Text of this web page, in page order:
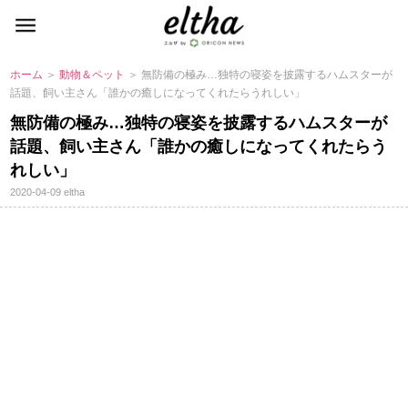
ホーム ＞動物＆ペット
＞ 無防備の極み…独特の寝姿を披露するハムスターが
話題、飼い主さん「誰かの癒しになってくれたらうれしい」
無防備の極み…独特の寝姿を披露するハムスターが
話題、飼い主さん「誰かの癒しになってくれたらう
れしい」
2020-04-09eltha